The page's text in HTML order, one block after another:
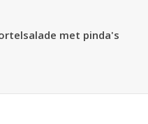
met pinda's